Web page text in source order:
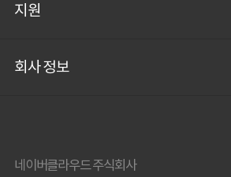
지원
회사 정보
네이버클라우드 주식회사